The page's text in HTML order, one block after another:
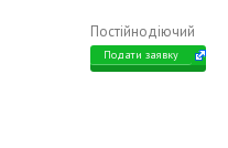
Постійнодіючий
Подати заявку